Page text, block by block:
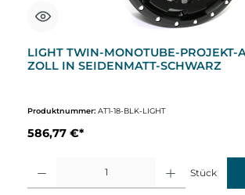
LIGHT TWIN-MONOTUBE-PROJEKT-
ZOLL IN SEIDENMATT-SCHWARZ
Produktnummer: AT1-18-BLK-LIGHT
586,77 €*
Stück